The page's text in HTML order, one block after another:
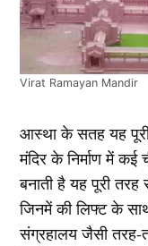
Virat Ramayan Mandir
आस्था के सतह यह
मंदिर के निर्माण में
बनाती है यह पूरी
जिनमें की लिफ्ट के
संग्रहालय जैसी